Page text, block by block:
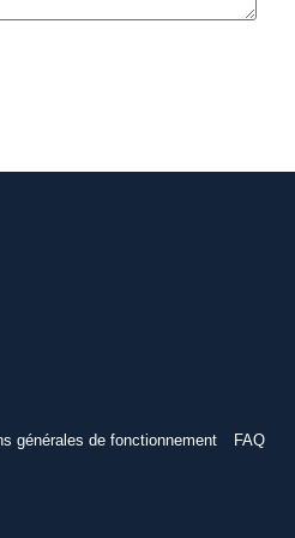
générales de fonctionnement FAQ